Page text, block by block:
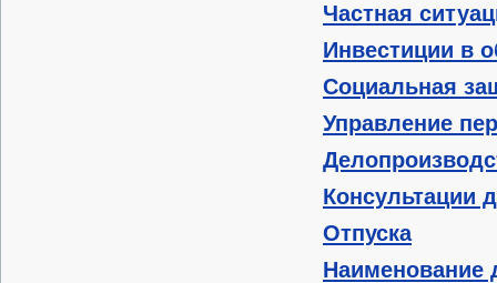
Частная
Инвестиции в
Социальная
Управление
Консультации
Отпуска
Наименование